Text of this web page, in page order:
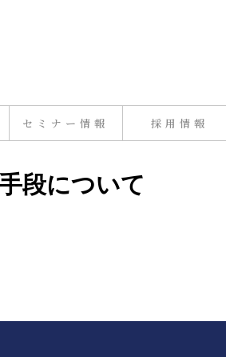
セミナー情報 採用情報
段について